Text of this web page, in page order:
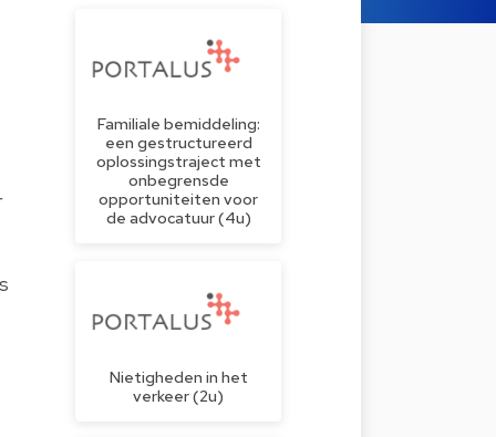
Familiale bemiddeling:
een gestructureerd
oplossingstraject met
onbegrensde
opportuniteiten voor
de advocatuur (4u)
Nietigheden in het
verkeer (2u)